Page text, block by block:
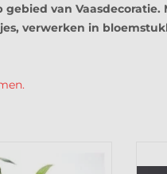
gebied van
verwerken in